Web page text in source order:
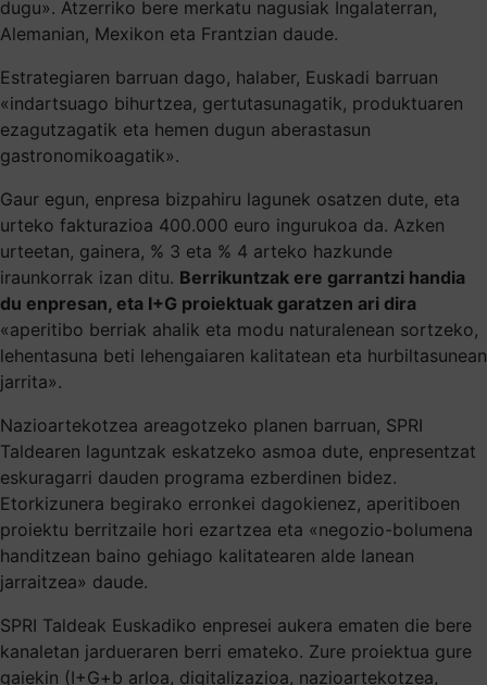
dugu». Atzerriko bere merkatu nagusiak Ingalaterran,
Alemanian, Mexikon eta Frantzian daude.
Estrategiaren barruan dago, halaber, Euskadi barruan
«indartsuago bihurtzea, gertutasunagatik, produktuaren
ezagutzagatik eta hemen dugun aberastasun
gastronomikoagatik».
Gaur egun, enpresa bizpahiru lagunek osatzen dute, eta
urteko fakturazioa 400.000 euro ingurukoa da. Azken
urteetan, gainera, % 3 eta % 4 arteko hazkunde
iraunkorrak izan ditu. Berrikuntzak ere garrantzi handia
du enpresan, eta I+G proiektuak garatzen ari dira
«aperitibo berriak ahalik eta modu naturalenean sortzeko,
lehentasuna beti lehengaiaren kalitatean eta hurbiltasunean
jarrita».
Nazioartekotzea areagotzeko planen barruan, SPRI
Taldearen laguntzak eskatzeko asmoa dute, enpresentzat
eskuragarri dauden programa ezberdinen bidez.
Etorkizunera begirako erronkei dagokienez, aperitiboen
proiektu berritzaile hori ezartzea eta «negozio-bolumena
handitzean baino gehiago kalitatearen alde lanean
jarraitzea» daude.
SPRI Taldeak Euskadiko enpresei aukera ematen die bere
kanaletan jardueraren berri emateko. Zure proiektua gure
gaiekin (I+G+b arloa, digitalizazioa, nazioartekotzea,